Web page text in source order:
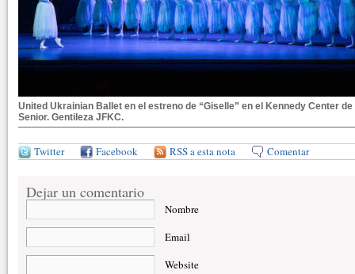
United Ukrainian Ballet en el estreno de “Giselle” en el Kennedy Center
Senior. Gentileza JFKC.
Twitter Facebook RSS a esta nota Comentar
Dejar un comentario
Nombre
Email
Website